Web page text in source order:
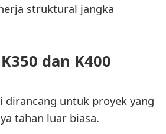
struktural jangka
dan K400
untuk proyek yang
tahan luar biasa.